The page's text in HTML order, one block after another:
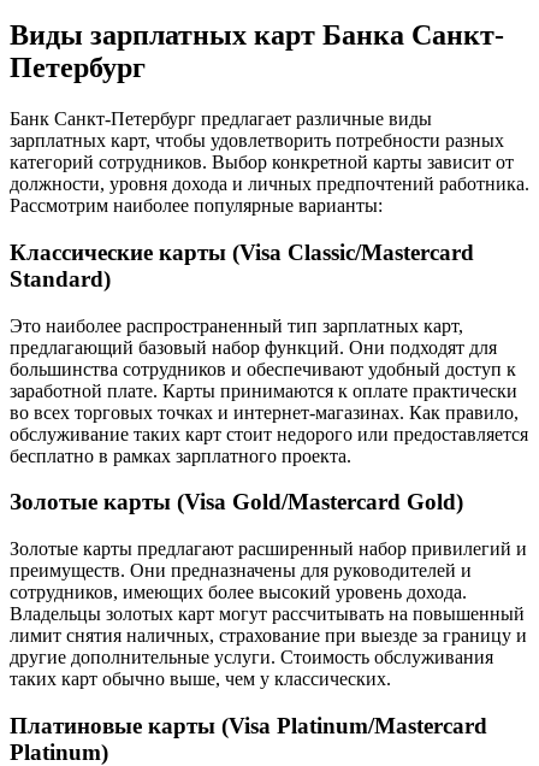
Виды зарплатных карт Банка Санкт-
Петербург
Банк Санкт-Петербург предлагает различные виды
зарплатных карт, чтобы удовлетворить потребности разных
категорий сотрудников. Выбор конкретной карты зависит от
должности, уровня дохода и личных предпочтений работника.
Рассмотрим наиболее популярные варианты:
Классические карты (Visa Classic/Mastercard
Standard)
Это наиболее распространенный тип зарплатных карт,
предлагающий базовый набор функций. Они подходят для
большинства сотрудников и обеспечивают удобный доступ к
заработной плате. Карты принимаются к оплате практически
во всех торговых точках и интернет-магазинах. Как правило,
обслуживание таких карт стоит недорого или предоставляется
бесплатно в рамках зарплатного проекта.
Золотые карты (Visa Gold/Mastercard Gold)
Золотые карты предлагают расширенный набор привилегий и
преимуществ. Они предназначены для руководителей и
сотрудников, имеющих более высокий уровень дохода.
Владельцы золотых карт могут рассчитывать на повышенный
лимит снятия наличных, страхование при выезде за границу и
другие дополнительные услуги. Стоимость обслуживания
таких карт обычно выше, чем у классических.
Платиновые карты (Visa Platinum/Mastercard
Platinum)